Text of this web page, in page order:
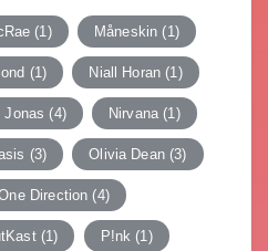
(1) Måneskin (1)
(1) Niall Horan (1)
Jonas (4) Nirvana (1)
(3) Olivia Dean(3)
Direction (4)
(1) P!nk (1)